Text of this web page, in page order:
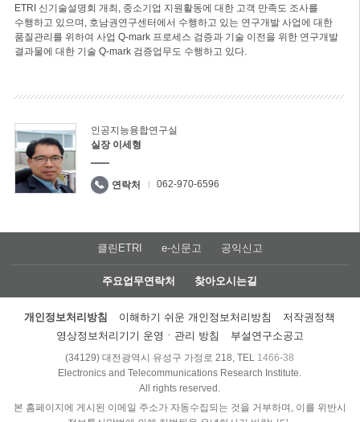
ETRI 신기술설명회 개최, 중소기업 지원활동에 대한 고객 만족도 조사를
수행하고 있으며, 호남권연구센터에서 수행하고 있는 연구개발 사업에 대한
품질관리를 위하여 사업 Q-mark 프로세스 검증과 기술 이전을 위한 연구개발
결과물에 대한 기술 Q-mark 검증업무도 수행하고 있다.
인공지능융합연구실
실장 이세형
연락처 062-970-6596
클린ETRI e-신문고 공익신고
주요업무연락처 찾아오시는길
개인정보처리방침 이해하기 쉬운 개인정보처리방침
저작권정책
영상정보처리기기 운영ㆍ관리 방침
부설연구소공고
(34129) 대전광역시 유성구 가정로 218, TEL 1466-38
Electronics and Telecommunications Research Institute.
All rights reserved.
본 홈페이지에 게시된 이메일 주소가 자동수집되는 것을 거부하며, 이를 위반시